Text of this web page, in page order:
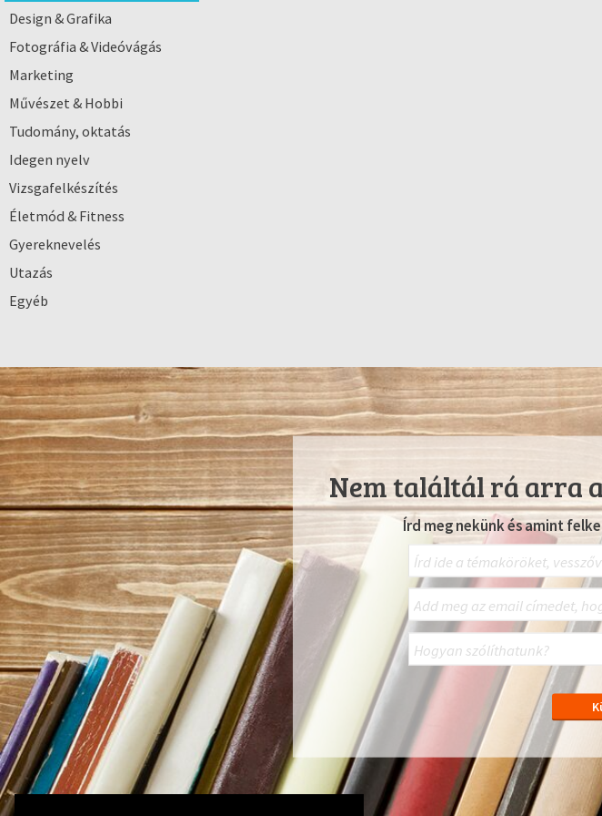
Design & Grafika
Fotográfia & Videóvágás
Marketing
Művészet & Hobbi
Tudomány, oktatás
Idegen nyelv
Vizsgafelkészítés
Életmód & Fitness
Gyereknevelés
Utazás
Egyéb
Nem találtál rá arra
Írd meg nekünk és amint